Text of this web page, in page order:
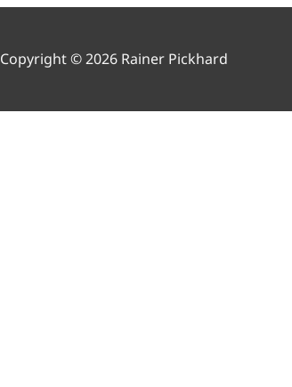
Copyright © 2026 Rainer Pickhard